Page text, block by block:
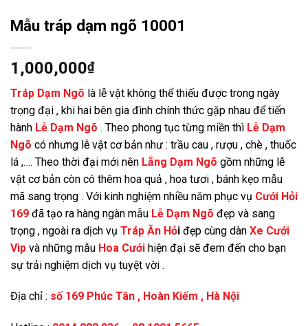
Mẫu tráp dạm ngõ 10001
1,000,000₫
Tráp Dạm Ngõ là lễ vật không thể thiếu được trong ngày
trọng đại , khi hai bên gia đình chính thức gặp nhau để tiến
hành Lễ Dạm Ngõ . Theo phong tục từng miền thì Lễ Dạm
Ngõ có nhưng lễ vật cơ bản như : trầu cau , rượu , chè , thuốc
lá ,…. Theo thời đại mới nên Lẵng Dạm Ngõ gồm những lễ
vật cơ bản còn có thêm hoa quả , hoa tươi , bánh kẹo mẫu
mã sang trọng . Với kinh nghiệm nhiều năm phục vụ Cưới Hỏi
169 đã tạo ra hàng ngàn mẫu Lễ Dạm Ngõ đẹp và sang
trọng , ngoài ra dịch vụ Tráp Ăn Hỏi đẹp cùng dàn Xe Cưới
Vip và những mẫu Hoa Cưới hiện đại sẽ đem đến cho bạn
sự trải nghiệm dịch vụ tuyệt vời .
Địa chỉ : số 169 Phúc Tân , Hoàn Kiếm , Hà Nội